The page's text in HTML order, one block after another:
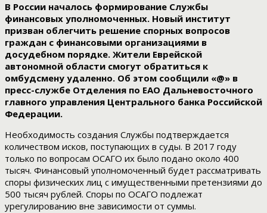
В России началось формирование Службы
финансовых уполномоченных. Новый институт
призван облегчить решение спорных вопросов
граждан с финансовыми организациями в
досудебном порядке. Жители Еврейской
автономной области смогут обратиться к
омбудсмену удаленно. Об этом сообщили «@» в
пресс-службе Отделения по ЕАО Дальневосточного
главного управления Центрального банка Российской
Федерации.
Необходимость создания Службы подтверждается
количеством исков, поступающих в суды. В 2017 году
только по вопросам ОСАГО их было подано около 400
тысяч. Финансовый уполномоченный будет рассматривать
споры физических лиц с имущественными претензиями до
500 тысяч рублей. Споры по ОСАГО подлежат
урегулированию вне зависимости от суммы.